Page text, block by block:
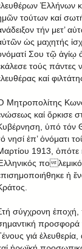
Ἑλλήνων
τούτων καί
τήν μετ’
ὡς μαχητής
Σου τῷ ἀγίῳ
τούς
καί
Μητροπολίτης
καί ὅρκισε
ὑπό τόν
νησί ἐπ’ ὀνόματι
1913, ὁπότε
πο
ἡ
σύγχρονη ἐποχή,
προσφορά
γιά